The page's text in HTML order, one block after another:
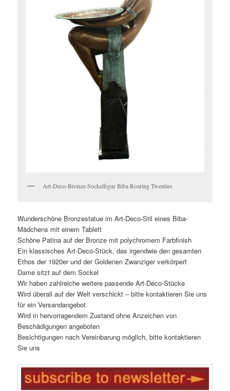
Art-Deco-Bronze-Sockelfigur Biba Roaring Twenties
Wunderschöne Bronzestatue im Art-Deco-Stil eines Biba-
Mädchens mit einem Tablett
Schöne Patina auf der Bronze mit polychromem Farbfinish
Ein klassisches Art-Deco-Stück, das irgendwie den gesamten
Ethos der 1920er und der Goldenen Zwanziger verkörpert
Dame sitzt auf dem Sockel
Wir haben zahlreiche weitere passende Art-Déco-Stücke
Wird überall auf der Welt verschickt – bitte kontaktieren Sie uns
für ein Versandangebot
Wird in hervorragendem Zustand ohne Anzeichen von
Beschädigungen angeboten
Besichtigungen nach Vereinbarung möglich, bitte kontaktieren
Sie uns